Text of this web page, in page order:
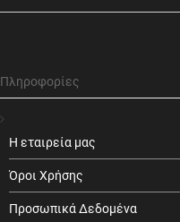
Πληροφορίες
Η εταιρεία μας
Όροι Χρήσης
Προσωπικά Δεδομένα